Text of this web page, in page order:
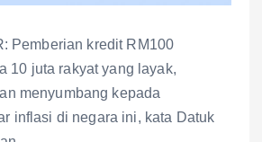
Pemberian kredit RM100
10 juta rakyat yang layak,
menyumbang kepada
inflasi di negara ini, kata Datuk